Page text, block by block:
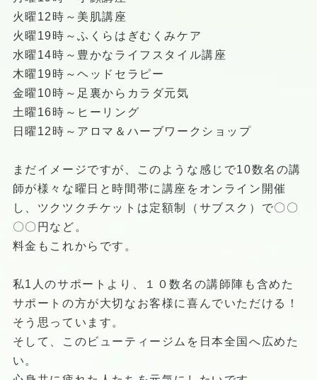
火曜12時～美肌講座
火曜19時～ふくらはぎむくみケア
水曜14時～豊かなライフスタイル講座
木曜19時～ヘッドセラピー
金曜10時～足裏からカラダ元気
土曜16時～ヒーリング
日曜12時～アロマ＆ハーブワークショップ
まだイメージですが、このような感じで10数名の講
師が様々な曜日と時間帯に講座をオンライン開催
し、ツクツクチケットは定額制（サブスク）で〇〇
〇〇円など。
料金もこれからです。
私1人のサポートより、１０数名の講師陣も含めた
サポートの方が大切なお客様に喜んでいただける！
そう思っています。
そして、このビューティージムを日本全国へ広めた
い。